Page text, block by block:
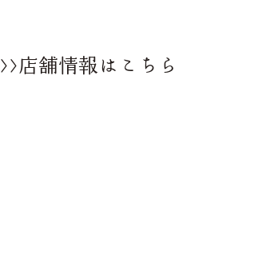
>>店舗情報はこちら